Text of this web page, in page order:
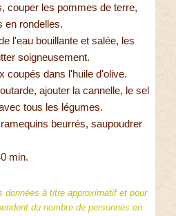
couper les pommes de terre,
en rondelles.
l'eau bouillante et salée, les
soigneusement.
coupés dans l'huile d'olive.
ajouter la cannelle, le sel
tous les légumes.
beurrés, saupoudrer
min.
données à titre approximatif et pour
du nombre de personnes en